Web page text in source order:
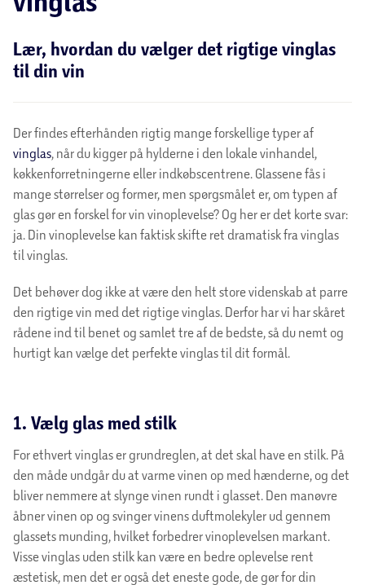
Lær, hvordan du vælger det rigtige vinglas
til din vin
Der findes efterhånden rigtig mange forskellige typer af
vinglas , når du kigger på hylderne i den lokale vinhandel,
køkkenforretningerne eller indkøbscentrene. Glassene fås i
mange størrelser og former, men spørgsmålet er, om typen af
glas gør en forskel for vin vinoplevelse? Og her er det korte svar:
ja. Din vinoplevelse kan faktisk skifte ret dramatisk fra vinglas
til vinglas.
Det behøver dog ikke at være den helt store videnskab at parre
den rigtige vin med det rigtige vinglas. Derfor har vi har skåret
rådene ind til benet og samlet tre af de bedste, så du nemt og
hurtigt kan vælge det perfekte vinglas til dit formål.
1. Vælg glas med stilk
For ethvert vinglas er grundreglen, at det skal have en stilk. På
den måde undgår du at varme vinen op med hænderne, og det
bliver nemmere at slynge vinen rundt i glasset. Den manøvre
åbner vinen op og svinger vinens duftmolekyler ud gennem
glassets munding, hvilket forbedrer vinoplevelsen markant.
Visse vinglas uden stilk kan være en bedre oplevelse rent
æstetisk, men det er også det eneste gode, de gør for din